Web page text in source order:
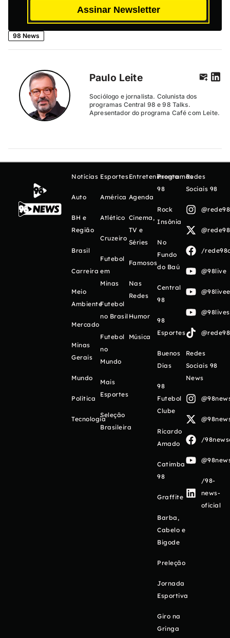
Assinar Newsletter
98 News
Paulo Leite
Sociólogo e jornalista. Colunista dos
programas Central 98 e 98 Talks.
Apresentador do programa Café com Leite.
Notícias
Auto
BH e
Região
Brasil
Carreira
Meio
Ambiente
Mercado
Minas
Gerais
Mundo
Política
Tecnologia
Esportes
América
Atlético
Cruzeiro
Futebol
em
Minas
Futebol
no Brasil
Futebol
no
Mundo
Mais
Esportes
Seleção
Brasileira
Entretenimento
Agenda
Cinema,
TV e
Séries
Famosos
Nas
Redes
Humor
Música
Programas
98
Rock
Insônia
No
Fundo
do Baú
Central
98
98
Esportes
Buenos
Días
98
Futebol
Clube
Ricardo
Amado
Catimba
98
Graffite
Barba,
Cabelo e
Bigode
Preleção
Jornada
Esportiva
Giro na
Gringa
Redes
Sociais 98
/
@98live
Redes
Sociais 98
News
/
/98-
news-
oficial